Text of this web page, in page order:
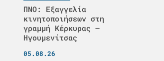
ΠΝΟ: Εξαγγελία
κινητοποιήσεων στη
γραμμή Κέρκυρας –
Ηγουμενίτσας
05.08.26